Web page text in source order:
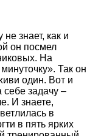
знает, как и
он посмел
На
Так он
один. Вот и
задачу –
И знаете,
в
в пять ярких